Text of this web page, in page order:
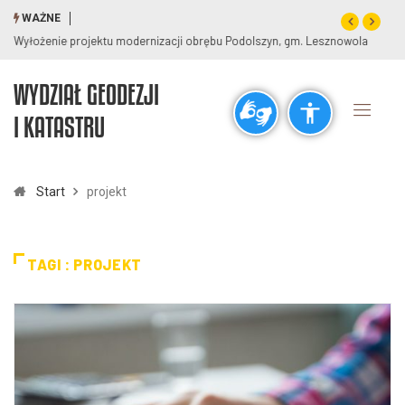
visibility_off title
zoom_out
Czcionki
remove_circle_outline add_circle_outline
WAŻNE
Wyłożenie projektu modernizacji obrębu Podolszyn, gm. Lesznowola
WYDZIAŁ GEODEZJI
I KATASTRU
Start projekt
TAGI : PROJEKT